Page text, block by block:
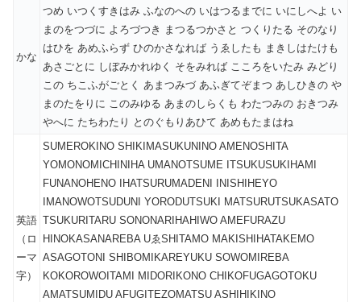
かな
つめ いつくすきはみ ふなのへの いはつるまでに いにしへよ い
まのをつづに よろづつき まつるつかさと つくりたる そのなり
はひを あめふらず ひのかさなれば うゑしたも まきしはたけも
あさごとに しぼみかれゆく そをみれば こころをいたみ みどり
この ちこふがごとく あまつみづ あふぎてぞまつ あしひきの や
まのたをりに このみゆる あまのしらくも わたつみの おきつみ
やへに たちわたり とのぐもりあひて あめもたまはね
英語
（ロ
ーマ
字）
SUMEROKINO SHIKIMASUKUNINO AMENOSHITA
YOMONOMICHINIHA UMANOTSUME ITSUKUSUKIHAMI
FUNANOHENO IHATSURUMADENI INISHIHEYO
IMANOWOTSUDUNI YORODUTSUKI MATSURUTSUKASATO
TSUKURITARU SONONARIHAHIWO AMEFURAZU
HINOKASANAREBA UゑSHITAMO MAKISHIHATAKEMO
ASAGOTONI SHIBOMIKAREYUKU SOWOMIREBA
KOKOROWOITAMI MIDORIKONO CHIKOFUGAGOTOKU
AMATSUMIDU AFUGITEZOMATSU ASHIHIKINO